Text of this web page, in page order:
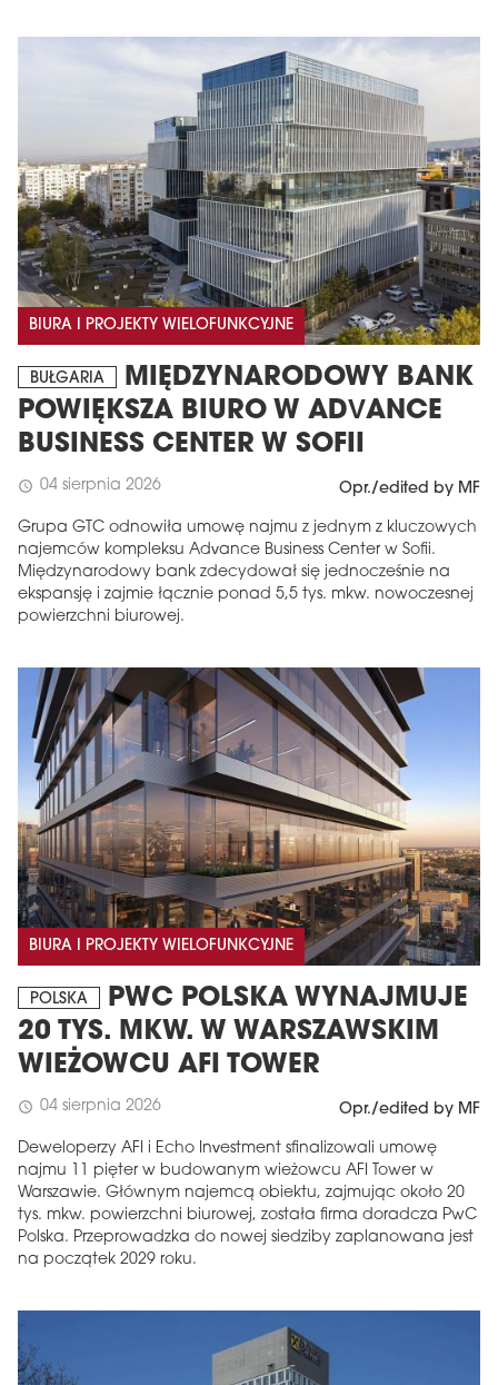
BIURA I PROJEKTY WIELOFUNKCYJNE
BUŁGARIA
MIĘDZYNARODOWY BANK
POWIĘKSZA BIURO W ADVANCE
BUSINESS CENTER W SOFII
schedule 04 sierpnia 2026 Opr./edited by MF
Grupa GTC odnowiła umowę najmu z jednym z kluczowych
najemców kompleksu Advance Business Center w Sofii.
Międzynarodowy bank zdecydował się jednocześnie na
ekspansję i zajmie łącznie ponad 5,5 tys. mkw. nowoczesnej
powierzchni biurowej.
BIURA I PROJEKTY WIELOFUNKCYJNE
POLSKA
PWC POLSKA WYNAJMUJE
20 TYS. MKW. W WARSZAWSKIM
WIEŻOWCU AFI TOWER
schedule 04 sierpnia 2026 Opr./edited by MF
Deweloperzy AFI i Echo Investment sfinalizowali umowę
najmu 11 pięter w budowanym wieżowcu AFI Tower w
Warszawie. Głównym najemcą obiektu, zajmując około 20
tys. mkw. powierzchni biurowej, została firma doradcza PwC
Polska. Przeprowadzka do nowej siedziby zaplanowana jest
na początek 2029 roku.